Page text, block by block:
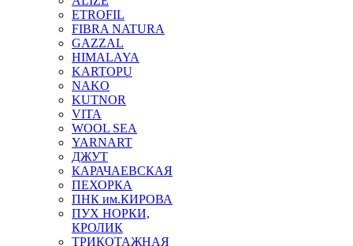
ETROFIL
FIBRA NATURA
GAZZAL
HIMALAYA
KARTOPU
NAKO
KUTNOR
VITA
WOOL SEA
YARNART
ДЖУТ
КАРАЧАЕВСКАЯ
ПЕХОРКА
ПНК им.КИРОВА
ПУХ НОРКИ,
КРОЛИК
ТРИКОТАЖНАЯ